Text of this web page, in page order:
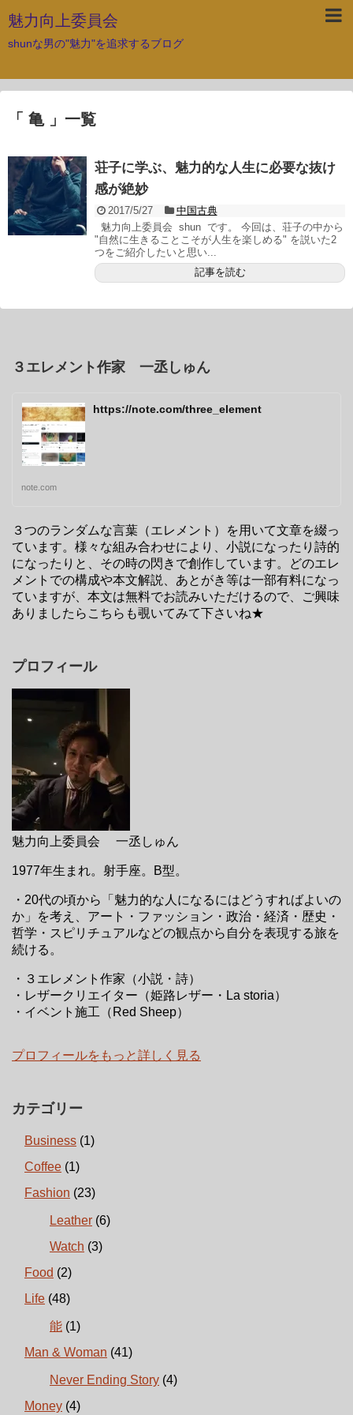
魅力向上委員会
shunな男の"魅力"を追求するブログ
「 亀 」一覧
荘子に学ぶ、魅力的な人生に必要な抜け
感が絶妙
2017/5/27
中国古典
魅力向上委員会 shun です。 今回は、荘子の中から
"自然に生きることこそが人生を楽しめる" を説いた2
つをご紹介したいと思い...
記事を読む
３エレメント作家 一丞しゅん
https://note.com/three_element
note.com
３つのランダムな言葉（エレメント）を用いて文章を綴っ
ています。様々な組み合わせにより、小説になったり詩的
になったりと、その時の閃きで創作しています。どのエレ
メントでの構成や本文解説、あとがき等は一部有料になっ
ていますが、本文は無料でお読みいただけるので、ご興味
ありましたらこちらも覗いてみて下さいね★
プロフィール
魅力向上委員会 一丞しゅん
1977年生まれ。射手座。B型。
・20代の頃から「魅力的な人になるにはどうすればよいの
か」を考え、アート・ファッション・政治・経済・歴史・
哲学・スピリチュアルなどの観点から自分を表現する旅を
続ける。
・３エレメント作家（小説・詩）
・レザークリエイター（姫路レザー・La storia）
・イベント施工（Red Sheep）
プロフィールをもっと詳しく見る
カテゴリー
Business (1)
Coffee (1)
Fashion (23)
Leather (6)
Watch (3)
Food (2)
Life (48)
能 (1)
Man & Woman (41)
Never Ending Story (4)
Money (4)